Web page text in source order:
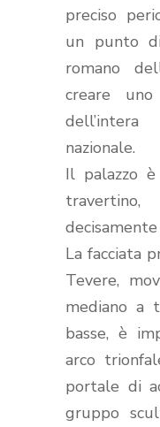
preciso
un punto
romano
creare
nazionale.
Il palazzo
decisamente
La facciata
Tevere,
mediano a
basse, è
arco
portale di
gruppo